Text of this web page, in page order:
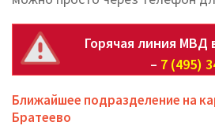
Горячая линия МВД
– 7 (495)
Ближайшее подразделение на
Братеево